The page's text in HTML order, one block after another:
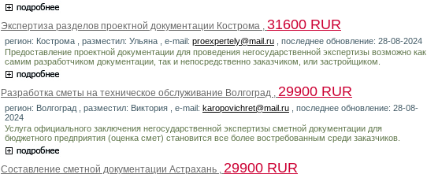
Экспертиза разделов проектной документации Кострома , 31600 RUR
регион: Кострома , разместил: Ульяна , e-mail: proexpertely@mail.ru , последнее обновление: 28-08-2024
Предоставление проектной документации для проведения негосударственной экспертизы возможно как
самим разработчиком документации, так и непосредственно заказчиком, или застройщиком.
Разработка сметы на техническое обслуживание Волгоград , 29900 RUR
регион: Волгоград , разместил: Виктория , e-mail: karopovichret@mail.ru , последнее обновление: 28-08-
2024
Услуга официального заключения негосударственной экспертизы сметной документации для
бюджетного предприятия (оценка смет) становится все более востребованным среди заказчиков.
Составление сметной документации Астрахань , 29900 RUR